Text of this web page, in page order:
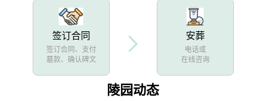
签订合同
签订合同、支付
墓款、确认碑文
安葬
电话或
在线咨询
陵园动态